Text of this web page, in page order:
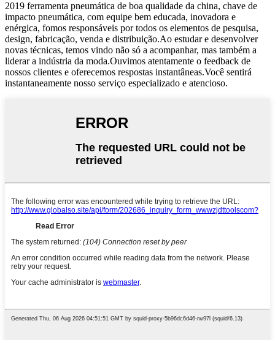
2019 ferramenta pneumática de boa qualidade da china, chave de
impacto pneumática, com equipe bem educada, inovadora e
enérgica, fomos responsáveis ​​por todos os elementos de pesquisa,
design, fabricação, venda e distribuição.Ao estudar e desenvolver
novas técnicas, temos vindo não só a acompanhar, mas também a
liderar a indústria da moda.Ouvimos atentamente o feedback de
nossos clientes e oferecemos respostas instantâneas.Você sentirá
instantaneamente nosso serviço especializado e atencioso.